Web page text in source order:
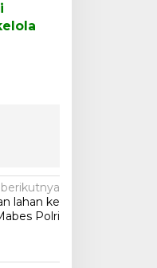
lahan ke
Polri